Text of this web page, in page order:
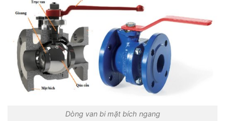
Dòng van bi mặt bích ngang